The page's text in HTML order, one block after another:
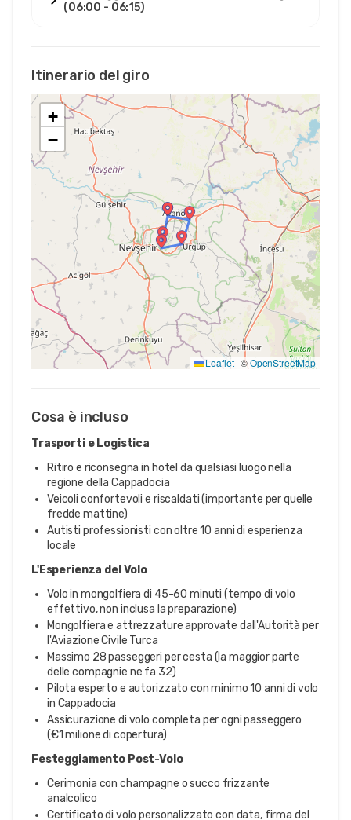
(06:00 - 06:15)
Itinerario del giro
+
−
Leaflet | ©OpenStreetMap
Cosa è incluso
Trasporti e Logistica
Ritiro e riconsegna in hotel da qualsiasi luogo nella
regione della Cappadocia
Veicoli confortevoli e riscaldati (importante per quelle
fredde mattine)
Autisti professionisti con oltre 10 anni di esperienza
locale
L'Esperienza del Volo
Volo in mongolfiera di 45-60 minuti (tempo di volo
effettivo, non inclusa la preparazione)
Mongolfiera e attrezzature approvate dall'Autorità per
l'Aviazione Civile Turca
Massimo 28 passeggeri per cesta (la maggior parte
delle compagnie ne fa 32)
Pilota esperto e autorizzato con minimo 10 anni di volo
in Cappadocia
Assicurazione di volo completa per ogni passeggero
(€1 milione di copertura)
Festeggiamento Post-Volo
Cerimonia con champagne o succo frizzante
analcolico
Certificato di volo personalizzato con data, firma del